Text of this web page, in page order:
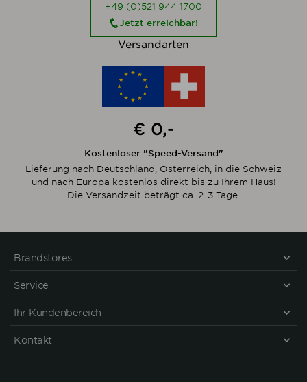
+49 (0)521 944 1700
Jetzt erreichbar!
Versandarten
€ 0,-
Kostenloser "Speed-Versand"
Lieferung nach Deutschland, Österreich, in die Schweiz
und nach Europa kostenlos direkt bis zu Ihrem Haus!
Die Versandzeit beträgt ca. 2-3 Tage.
Brandstores
Service
Ihr Kundenbereich
Kontakt